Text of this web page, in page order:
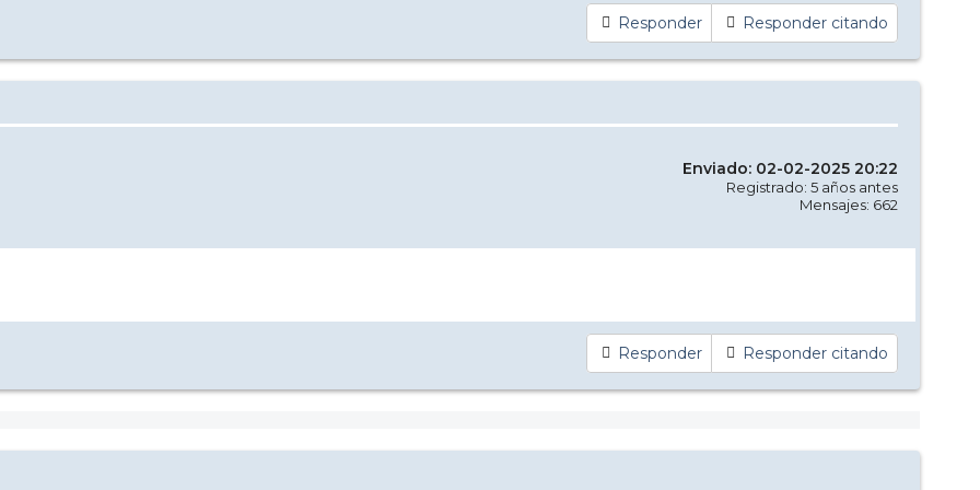
Responder Responder citando
Enviado: 02-02-2025 20:22
Registrado: 5 años antes
Mensajes: 662
Responder Responder citando